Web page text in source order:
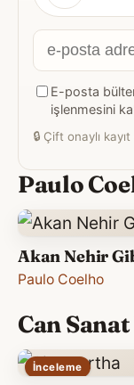
E-
posta
adresiniz
E-posta
işlenmesini
🔒 Çift onaylı kayıt
Paulo
Akan Nehir
Paulo Coelho
Can
İnceleme